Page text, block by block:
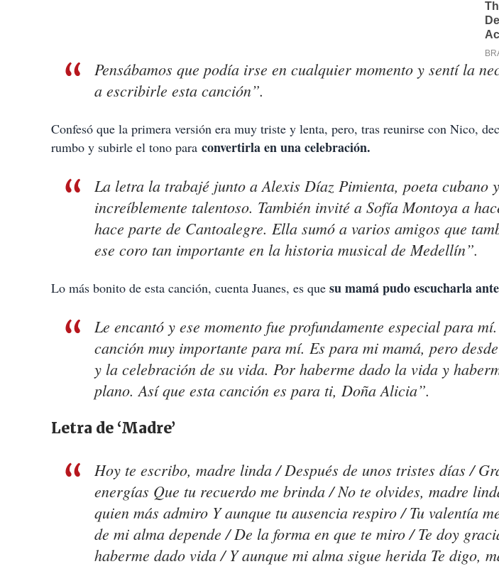
Pensábamos que podía irse en cualquier momento y sentí la
a escribirle esta canción”.
Confesó que la primera versión era muy triste y lenta, pero, tras reunirse con Nico,
rumbo y subirle el tono para convertirla en una celebración.
La letra la trabajé junto a Alexis Díaz Pimienta, poeta cubano
increíblemente talentoso. También invité a Sofía Montoya a
hace parte de Cantoalegre. Ella sumó a varios amigos que
ese coro tan importante en la historia musical de Medellín”.
Lo más bonito de esta canción, cuenta Juanes, es que su mamá pudo escucharla
Le encantó y ese momento fue profundamente especial para
canción muy importante para mí. Es para mi mamá, pero
y la celebración de su vida. Por haberme dado la vida y
plano. Así que esta canción es para ti, Doña Alicia”.
Letra de ‘Madre’
Hoy te escribo, madre linda / Después de unos tristes días /
energías Que tu recuerdo me brinda / No te olvides, madre
quien más admiro Y aunque tu ausencia respiro / Tu valentía
de mi alma depende / De la forma en que te miro / Te doy
haberme dado vida / Y aunque mi alma sigue herida Te digo,